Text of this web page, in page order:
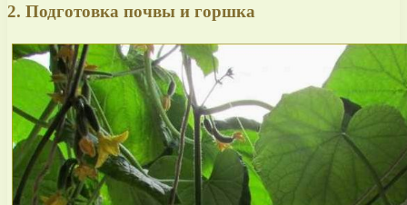
2. Подготовка почвы и горшка